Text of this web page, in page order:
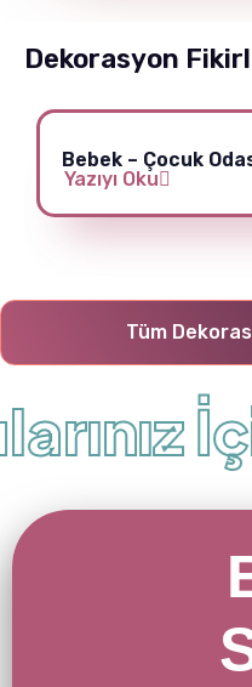
Dekorasyon
Bebek – Çocuk
Yazıyı Oku
Tüm